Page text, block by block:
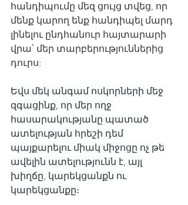
հանդիպումը մեզ ցույց տվեց, որ
մենք կարող ենք հանդիպել մարդ
լինելու ընդհանուր հայտարարի
վրա՝ մեր տարբերություններից
դուրս:
Եվս մեկ անգամ ոսկորների մեջ
զգացինք, որ մեր ողջ
հասարակությանը պատած
ատելության հրեշի դեմ
պայքարելու միակ միջոցը ոչ թե
ավելին ատելությունն է, այլ
խիղճը, կարեկցանքն ու
կարեկցանքը։